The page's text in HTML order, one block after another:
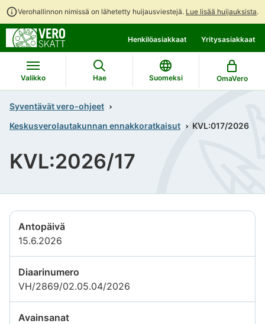
Verohallinnon nimissä on lähetetty huijausviestejä. Lue lisää huijauksista.
suoraan
sisältöön
koko
sivuston
hakuun
Henkilöasiakkaat Yritysasiakkaat
Valikko Hae Suomeksi OmaVero
Syventävät vero-ohjeet
Keskusverolautakunnan ennakkoratkaisut
KVL:017/2026
KVL:2026/17
Antopäivä
15.6.2026
Diaarinumero
VH/2869/02.05.04/2026
Avainsanat